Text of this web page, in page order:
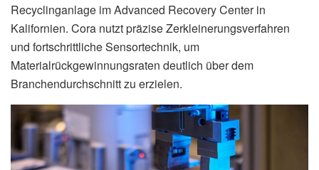
Recyclinganlage im Advanced Recovery Center in
Kalifornien. Cora nutzt präzise Zerkleinerungsverfahren
und fortschrittliche Sensortechnik, um
Materialrückgewinnungsraten deutlich über dem
Branchendurchschnitt zu erzielen.